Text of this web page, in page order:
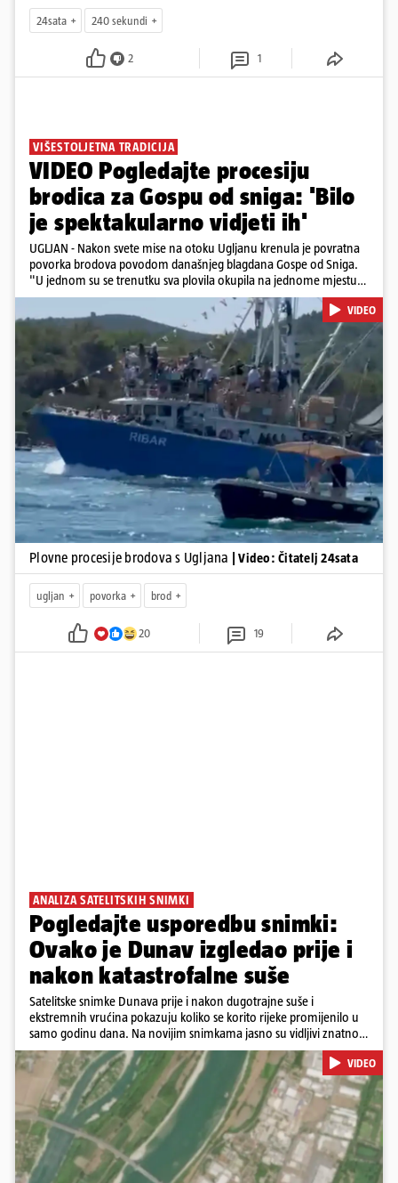
24sata 240 sekundi
2 1
VIŠESTOLJETNA TRADICIJA
VIDEO Pogledajte procesiju
brodica za Gospu od sniga: 'Bilo
je spektakularno vidjeti ih'
UGLJAN - Nakon svete mise na otoku Ugljanu krenula je povratna
povorka brodova povodom današnjeg blagdana Gospe od Sniga.
"U jednom su se trenutku sva plovila okupila na jednome mjestu
te sinkronizirano kružila sljedećih deset minuta, što je izgledalo
spektakularno", kazala nam je čitateljica koja je snimila povorku.
Posebno atraktivan prizor bio je, kako je rekla, kada su se pojedini
sudionici popeli na vrhove brodova i mahali upaljenim bakljama.
Na nekim su brodovima bili svirači, što je dodatno pridonijelo
živosti prizora. Riječ je o višestoljetnoj tradiciji, koja se neprekidno
održava od 1514. godine. U sklopu proslave održat će se i
tradicionalna Kukljiška fešta, koja će započeti u popodnevnim
satima s tradicionalnim dalmatinskim igrama.
Pokretanje videa...
VIDEO
Plovne procesije brodova s Ugljana | Video: Čitatelj 24sata
ugljan povorka brod
20 19
ANALIZA SATELITSKIH SNIMKI
Pogledajte usporedbu snimki:
Ovako je Dunav izgledao prije i
nakon katastrofalne suše
Satelitske snimke Dunava prije i nakon dugotrajne suše i
ekstremnih vrućina pokazuju koliko se korito rijeke promijenilo u
samo godinu dana. Na novijim snimkama jasno su vidljivi znatno
veći pješčani sprudovi i sužene vodene površine, što svjedoči o
povijesno niskim vodostajima. Promjene su zabilježene duž cijelog
toka, od Njemačke i Austrije, preko Slovačke, Hrvatske i Srbije, do
Rumunjske i Bugarske. Snimke je tijekom ljeta 2025. i 2026.
zabilježio satelit Sentinel-2 u sklopu programa Europske unije
Copernicus.
Pokretanje videa...
VIDEO